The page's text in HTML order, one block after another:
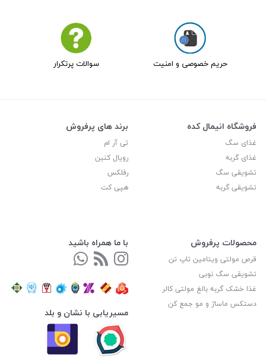
حریم خصوصی و امنیت سوالات پرتکرار
فروشگاه انیمال کده
غذای سگ
غذای گربه
تشویقی سگ
تشویقی گربه
برند های پرفروش
تی آر ام
رویال کنین
رفلکس
هپی کت
محصولات پرفروش
قرص مولتی ویتامین تاپ تن
تشویقی سگ نوبی
غذا خشک گربه بالغ مولتی کالر
دستکس ماساژ و مو جمع کن
با ما همراه باشید
مسیریابی با نشان و بلد